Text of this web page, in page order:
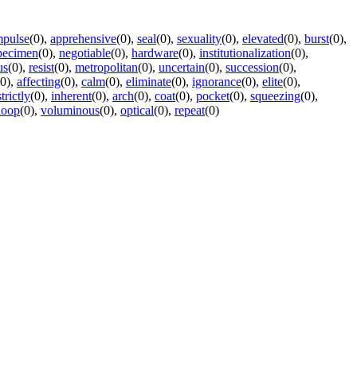
(0), apprehensive(0), seal(0), sexuality(0), elevated(0), burst(0),
(0), negotiable(0), hardware(0), institutionalization(0),
(0), resist(0), metropolitan(0), uncertain(0), succession(0),
, affecting(0), calm(0), eliminate(0), ignorance(0), elite(0),
(0), inherent(0), arch(0), coat(0), pocket(0), squeezing(0),
(0), voluminous(0), optical(0), repeat(0)